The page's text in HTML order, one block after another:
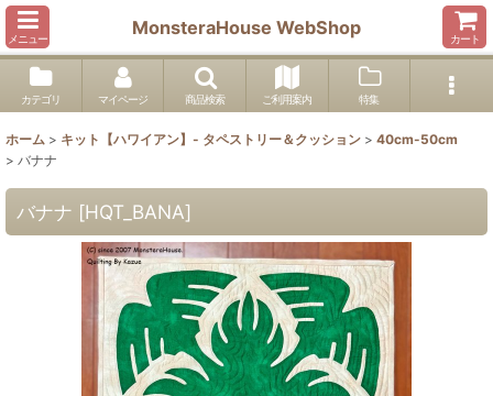
メニュー
MonsteraHouse WebShop
カート
カテゴリ マイページ 商品検索 ご利用案内 特集
ホーム > キット【ハワイアン】- タペストリー＆クッション > 40cm-50cm
> バナナ
バナナ [HQT_BANA]